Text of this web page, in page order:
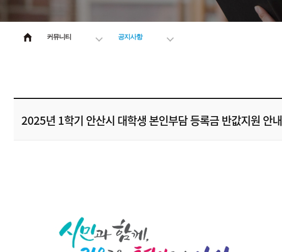
커뮤니티 공지사항
2025년 1학기 안산시 대학생 본인부담 등록금 반값지원 안내